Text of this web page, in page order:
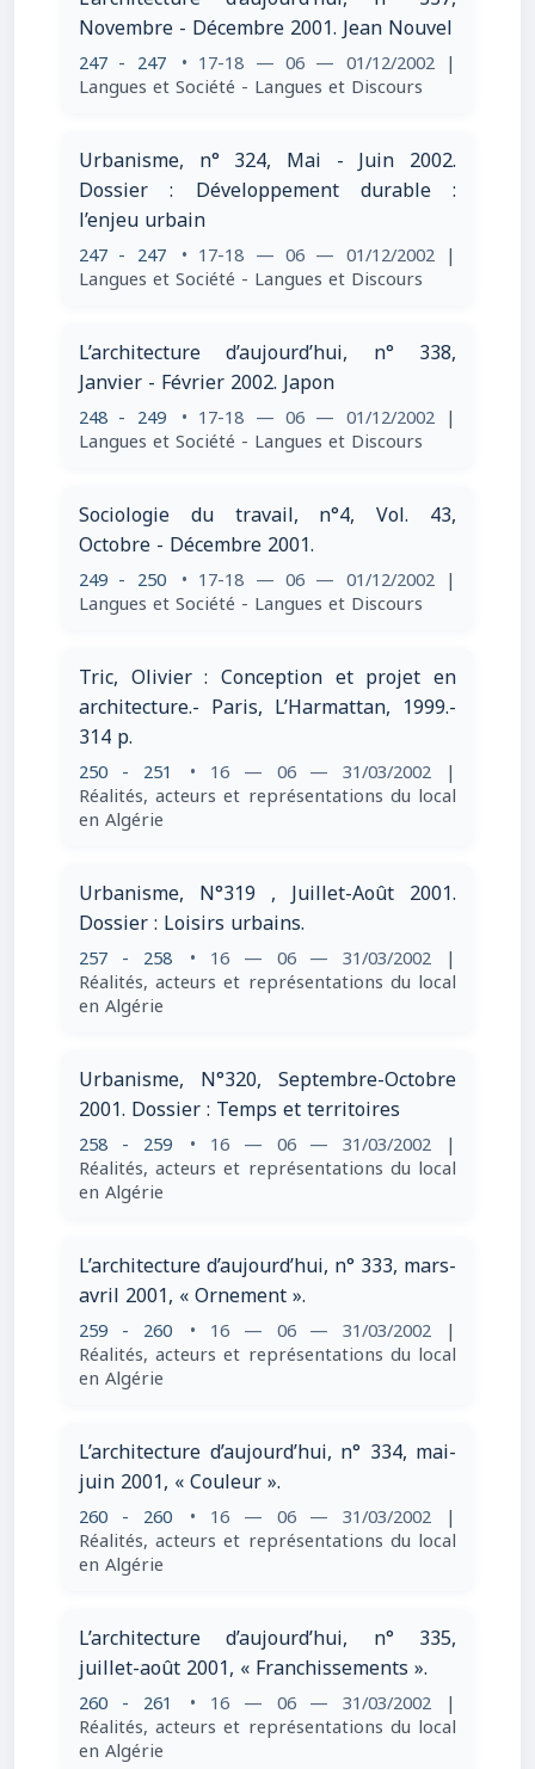
Novembre - Décembre 2001. Jean Nouvel
247 - 247 • 17-18 — 06 — 01/12/2002 |
Langues et Société - Langues et Discours
Urbanisme, n° 324, Mai - Juin 2002.
Dossier : Développement durable :
l’enjeu urbain
247 - 247 • 17-18 — 06 — 01/12/2002 |
Langues et Société - Langues et Discours
L’architecture d’aujourd’hui, n° 338,
Janvier - Février 2002. Japon
248 - 249 • 17-18 — 06 — 01/12/2002 |
Langues et Société - Langues et Discours
Sociologie du travail, n°4, Vol. 43,
Octobre - Décembre 2001.
249 - 250 • 17-18 — 06 — 01/12/2002 |
Langues et Société - Langues et Discours
Tric, Olivier : Conception et projet en
architecture.- Paris, L’Harmattan, 1999.-
314 p.
250 - 251 • 16 — 06 — 31/03/2002 |
Réalités, acteurs et représentations du local
en Algérie
Urbanisme, N°319 , Juillet-Août 2001.
Dossier : Loisirs urbains.
257 - 258 • 16 — 06 — 31/03/2002 |
Réalités, acteurs et représentations du local
en Algérie
Urbanisme, N°320, Septembre-Octobre
2001. Dossier : Temps et territoires
258 - 259 • 16 — 06 — 31/03/2002 |
Réalités, acteurs et représentations du local
en Algérie
L’architecture d’aujourd’hui, n° 333, mars-
avril 2001, « Ornement ».
259 - 260 • 16 — 06 — 31/03/2002 |
Réalités, acteurs et représentations du local
en Algérie
L’architecture d’aujourd’hui, n° 334, mai-
juin 2001, « Couleur ».
260 - 260 • 16 — 06 — 31/03/2002 |
Réalités, acteurs et représentations du local
en Algérie
L’architecture d’aujourd’hui, n° 335,
juillet-août 2001, « Franchissements ».
260 - 261 • 16 — 06 — 31/03/2002 |
Réalités, acteurs et représentations du local
en Algérie